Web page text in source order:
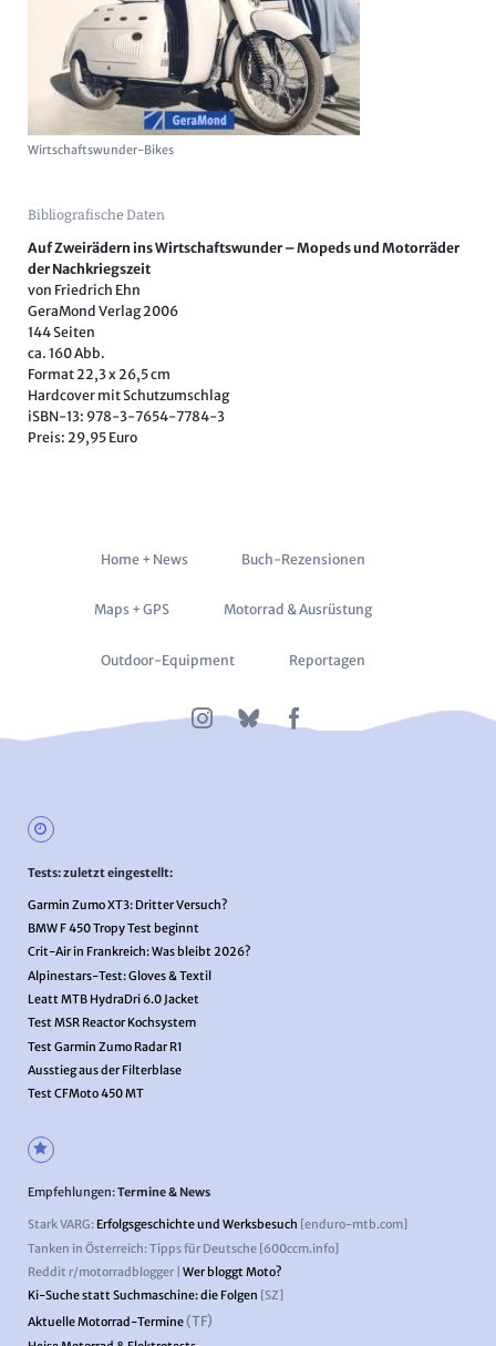
Wirtschaftswunder-Bikes
Bibliografische Daten
Auf Zweirädern ins Wirtschaftswunder – Mopeds und Motorräder
der Nachkriegszeit
von Friedrich Ehn
GeraMond Verlag 2006
144 Seiten
ca. 160 Abb.
Format 22,3 x 26,5 cm
Hardcover mit Schutzumschlag
iSBN-13: 978-3-7654-7784-3
Preis: 29,95 Euro
Navigation
Home + News Buch-Rezensionen
Maps + GPS Motorrad & Ausrüstung
Outdoor-Equipment Reportagen
Tests: zuletzt eingestellt:
Garmin Zumo XT3: Dritter Versuch?
BMW F 450 Tropy Test beginnt
Crit-Air in Frankreich: Was bleibt 2026?
Alpinestars-Test: Gloves & Textil
Leatt MTB HydraDri 6.0 Jacket
Test MSR Reactor Kochsystem
Test Garmin Zumo Radar R1
Ausstieg aus der Filterblase
Test CFMoto 450 MT
Empfehlungen:Termine & News
Stark VARG: Erfolgsgeschichte und Werksbesuch [enduro-mtb.com]
Tanken in Österreich: Tipps für Deutsche [600ccm.info]
Reddit r/motorradblogger | Wer bloggt Moto?
Ki-Suche statt Suchmaschine: die Folgen [SZ]
Aktuelle Motorrad-Termine(TF)